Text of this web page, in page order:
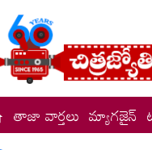
తాజా వార్తలు మ్యాగజైన్